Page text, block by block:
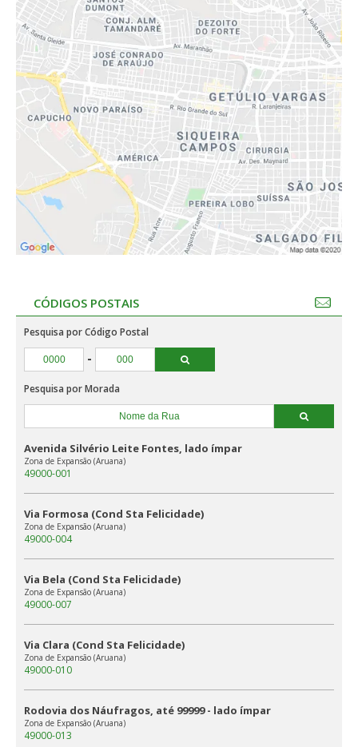
CÓDIGOS POSTAIS
Pesquisa por Código Postal
-
Pesquisa por Morada
Avenida Silvério Leite Fontes, lado ímpar
Zona de Expansão (Aruana)
49000-001
Via Formosa (Cond Sta Felicidade)
Zona de Expansão (Aruana)
49000-004
Via Bela (Cond Sta Felicidade)
Zona de Expansão (Aruana)
49000-007
Via Clara (Cond Sta Felicidade)
Zona de Expansão (Aruana)
49000-010
Rodovia dos Náufragos, até 99999 - lado ímpar
Zona de Expansão (Aruana)
49000-013